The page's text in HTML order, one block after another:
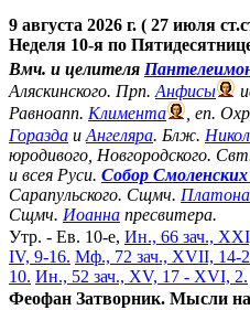
9 августа 2026 г. ( 27 июля
Неделя 10-я по
Вмч. и целителя
Аляскинского. Прп. Анфисы
Равноапп. Климента , еп.
Горазда и Ангеляра. Блж.
юродивого, Новгородского.
и всея Руси. Собор
Сарапульского. Сщмч. Платона
Сщмч. Иоанна пресвитера.
Утр. - Ев. 10-е, Ин., 66 зач.,
IV, 9-16. Мф., 72 зач., XVII, 14-
10. Ин., 52 зач., XV, 17 - XVI, 2.
Феофан Затворник. Мысли